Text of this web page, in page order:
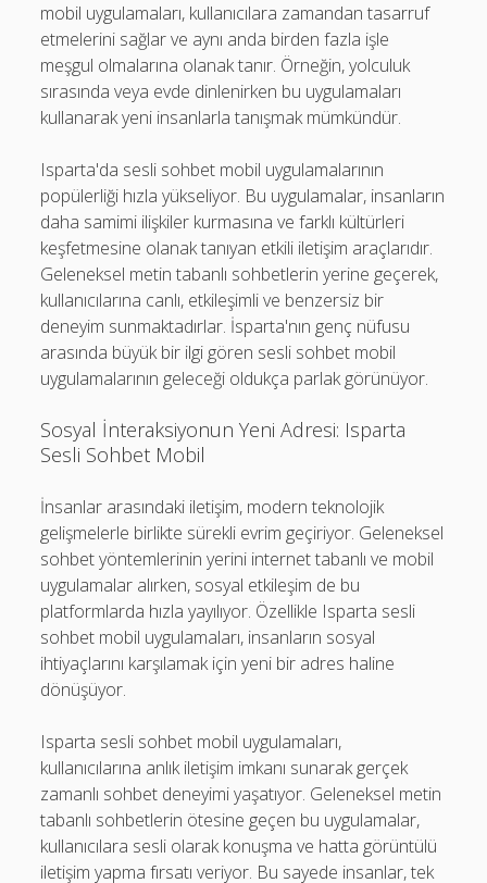
mobil uygulamaları, kullanıcılara zamandan tasarruf
etmelerini sağlar ve aynı anda birden fazla işle
meşgul olmalarına olanak tanır. Örneğin, yolculuk
sırasında veya evde dinlenirken bu uygulamaları
kullanarak yeni insanlarla tanışmak mümkündür.
Isparta'da sesli sohbet mobil uygulamalarının
popülerliği hızla yükseliyor. Bu uygulamalar, insanların
daha samimi ilişkiler kurmasına ve farklı kültürleri
keşfetmesine olanak tanıyan etkili iletişim araçlarıdır.
Geleneksel metin tabanlı sohbetlerin yerine geçerek,
kullanıcılarına canlı, etkileşimli ve benzersiz bir
deneyim sunmaktadırlar. İsparta'nın genç nüfusu
arasında büyük bir ilgi gören sesli sohbet mobil
uygulamalarının geleceği oldukça parlak görünüyor.
Sosyal İnteraksiyonun Yeni Adresi: Isparta
Sesli Sohbet Mobil
İnsanlar arasındaki iletişim, modern teknolojik
gelişmelerle birlikte sürekli evrim geçiriyor. Geleneksel
sohbet yöntemlerinin yerini internet tabanlı ve mobil
uygulamalar alırken, sosyal etkileşim de bu
platformlarda hızla yayılıyor. Özellikle Isparta sesli
sohbet mobil uygulamaları, insanların sosyal
ihtiyaçlarını karşılamak için yeni bir adres haline
dönüşüyor.
Isparta sesli sohbet mobil uygulamaları,
kullanıcılarına anlık iletişim imkanı sunarak gerçek
zamanlı sohbet deneyimi yaşatıyor. Geleneksel metin
tabanlı sohbetlerin ötesine geçen bu uygulamalar,
kullanıcılara sesli olarak konuşma ve hatta görüntülü
iletişim yapma fırsatı veriyor. Bu sayede insanlar, tek